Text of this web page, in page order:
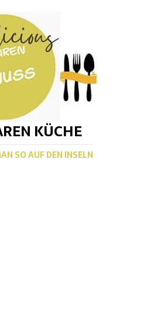
KÜCHE
SO AUF DEN INSELN